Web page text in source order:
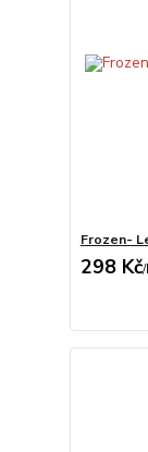
Frozen-
298 Kč/